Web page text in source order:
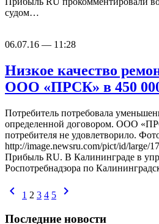
судом…
06.07.16 — 11:28
Низкое качество
ООО «ПРСК» в 450
Потребитель потребовала
определенной договором. ООО
потребителя не удовлетворило.
http://image.newsru.com/pict/id/large/
Прибыль RU. В Калининграде в
Роспотребнадзора по
chevron_left 1 2 3 4 5 chevron_right
Последние новости